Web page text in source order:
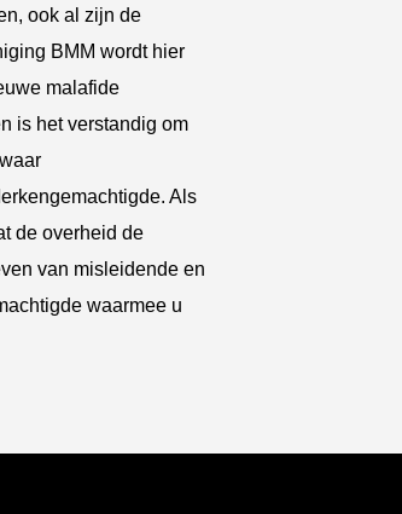
ook al zijn de
BMM wordt hier
malafide
is het verstandig om
Als
de overheid de
van misleidende en
waarmee u